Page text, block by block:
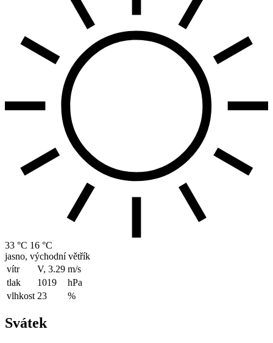
33 °C 16 °C
jasno, východní větřík
vítr
V, 3.29 m/s
tlak
1019
hPa
vlhkost 23 %
Svátek